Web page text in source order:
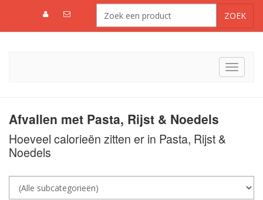
Toggle
Afvallen met Pasta, Rijst & Noedels
Hoeveel calorieën zitten er in Pasta, Rijst &
Noedels